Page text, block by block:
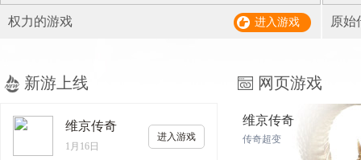
权力的游戏 进入游戏 原始
新游上线
维京传奇
1月16日
进入游戏
网页游戏
维京传奇
传奇超变